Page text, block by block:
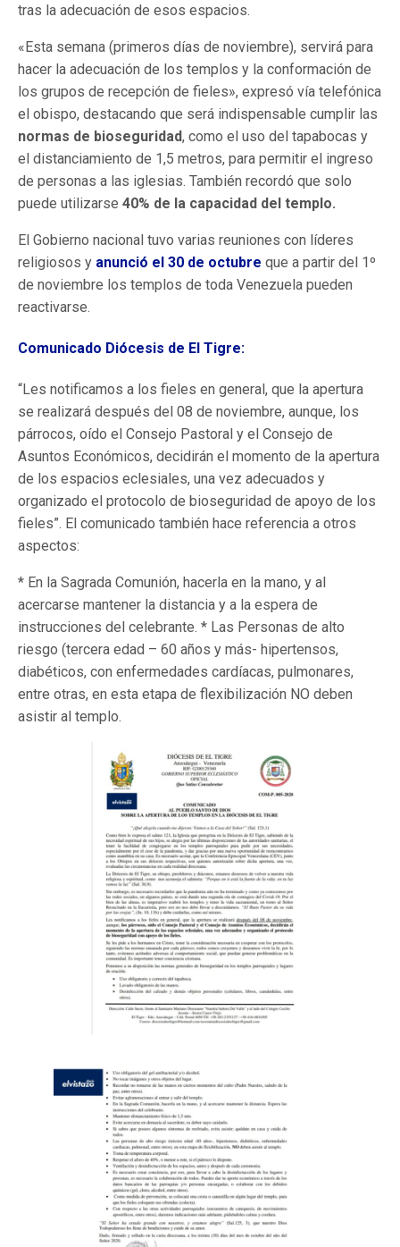
tras la adecuación de esos espacios.
«Esta semana (primeros días de noviembre), servirá para
hacer la adecuación de los templos y la conformación de
los grupos de recepción de fieles», expresó vía telefónica
el obispo, destacando que será indispensable cumplir las
normas de bioseguridad, como el uso del tapabocas y
el distanciamiento de 1,5 metros, para permitir el ingreso
de personas a las iglesias. También recordó que solo
puede utilizarse 40% de la capacidad del templo.
El Gobierno nacional tuvo varias reuniones con líderes
religiosos y anunció el 30 de octubre que a partir del 1º
de noviembre los templos de toda Venezuela pueden
reactivarse.
Comunicado Diócesis de El Tigre:
“Les notificamos a los fieles en general, que la apertura
se realizará después del 08 de noviembre, aunque, los
párrocos, oído el Consejo Pastoral y el Consejo de
Asuntos Económicos, decidirán el momento de la apertura
de los espacios eclesiales, una vez adecuados y
organizado el protocolo de bioseguridad de apoyo de los
fieles”. El comunicado también hace referencia a otros
aspectos:
* En la Sagrada Comunión, hacerla en la mano, y al
acercarse mantener la distancia y a la espera de
instrucciones del celebrante. * Las Personas de alto
riesgo (tercera edad – 60 años y más- hipertensos,
diabéticos, con enfermedades cardíacas, pulmonares,
entre otras, en esta etapa de flexibilización NO deben
asistir al templo.